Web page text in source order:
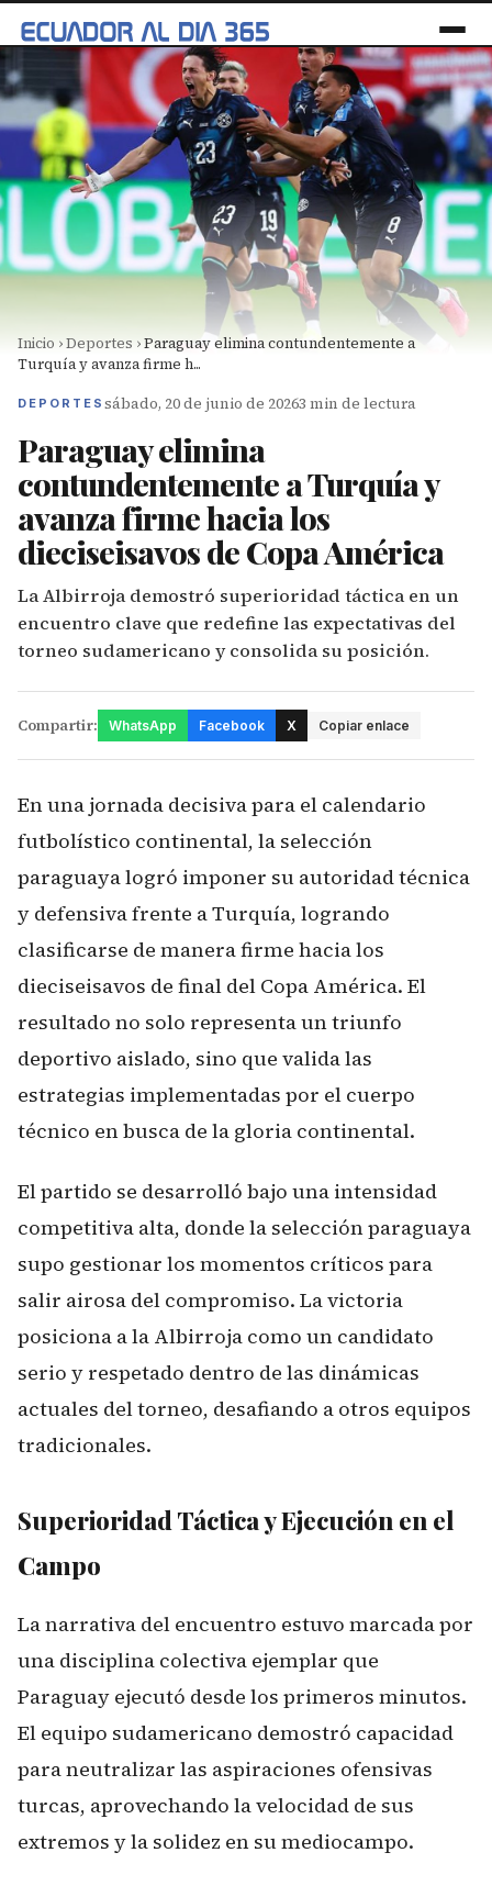
Inicio ›Deportes ›Paraguay elimina contundentemente a
Turquía y avanza firme h...
DEPORTES sábado, 20 de junio de 20263 min de lectura
Paraguay elimina
contundentemente a Turquía y
avanza firme hacia los
dieciseisavos de Copa América
La Albirroja demostró superioridad táctica en un
encuentro clave que redefine las expectativas del
torneo sudamericano y consolida su posición.
Compartir: WhatsApp Facebook X Copiar enlace
En una jornada decisiva para el calendario
futbolístico continental, la selección
paraguaya logró imponer su autoridad técnica
y defensiva frente a Turquía, logrando
clasificarse de manera firme hacia los
dieciseisavos de final del Copa América. El
resultado no solo representa un triunfo
deportivo aislado, sino que valida las
estrategias implementadas por el cuerpo
técnico en busca de la gloria continental.
El partido se desarrolló bajo una intensidad
competitiva alta, donde la selección paraguaya
supo gestionar los momentos críticos para
salir airosa del compromiso. La victoria
posiciona a la Albirroja como un candidato
serio y respetado dentro de las dinámicas
actuales del torneo, desafiando a otros equipos
tradicionales.
Superioridad Táctica y Ejecución en el
Campo
La narrativa del encuentro estuvo marcada por
una disciplina colectiva ejemplar que
Paraguay ejecutó desde los primeros minutos.
El equipo sudamericano demostró capacidad
para neutralizar las aspiraciones ofensivas
turcas, aprovechando la velocidad de sus
extremos y la solidez en su mediocampo.